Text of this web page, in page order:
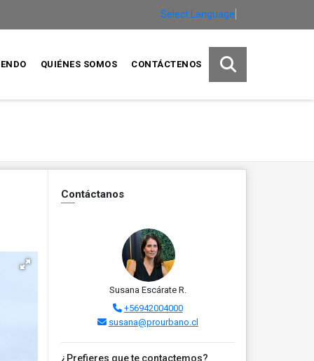
Select Language
QUIÉNES SOMOS CONTÁCTENOS
Contáctanos
Susana Escárate R.
+56942004000
susana@prourbano.cl
¿Prefieres que te contactemos?